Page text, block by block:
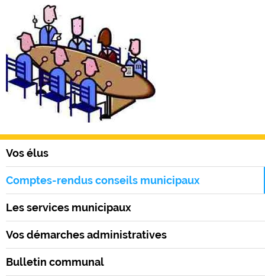
Vos élus
Comptes-rendus conseils municipaux
Les services municipaux
Vos démarches administratives
Bulletin communal